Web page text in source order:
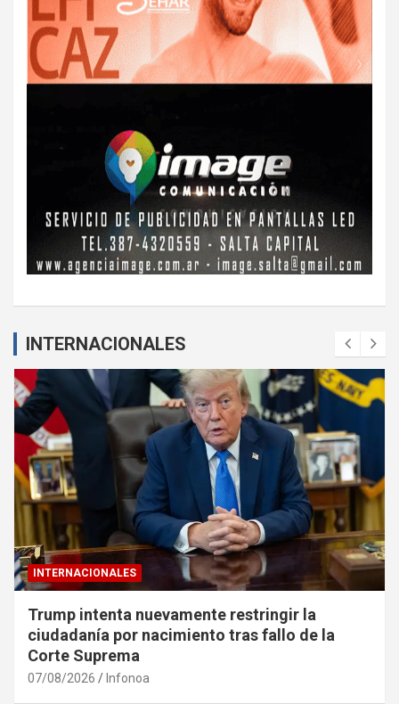
INTERNACIONALES
INTERNACIONALES
Trump intenta nuevamente restringir la
ciudadanía por nacimiento tras fallo de la
Corte Suprema
07/08/2026 Infonoa